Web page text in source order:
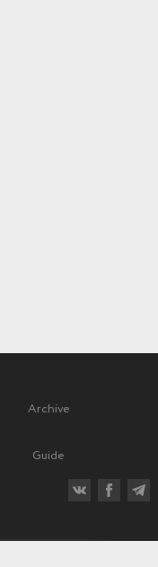
Archive
Guide